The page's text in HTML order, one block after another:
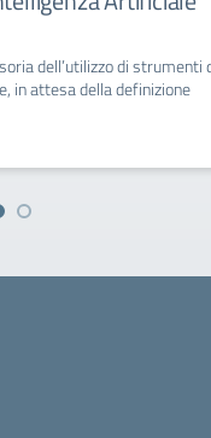
dell’utilizzo di strumenti
in attesa della definizione